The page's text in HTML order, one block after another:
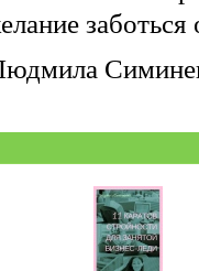
заботься